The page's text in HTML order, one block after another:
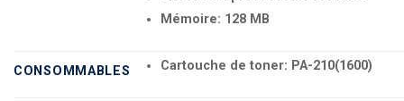
Mémoire: 128 MB
CONSOMMABLES Cartouche de toner: PA-210(1600)